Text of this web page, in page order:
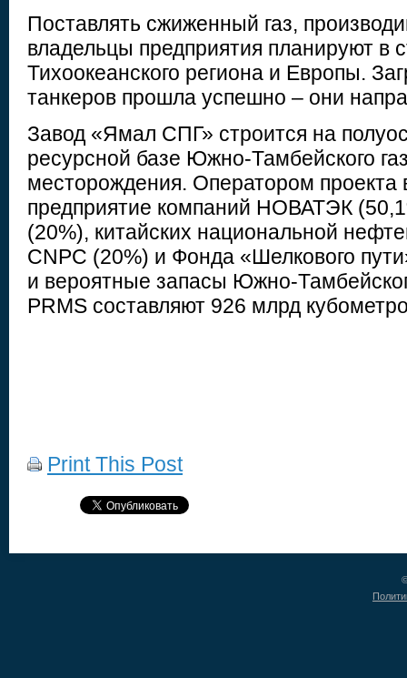
Поставлять сжиженный газ,
владельцы предприятия планируют в
Тихоокеанского региона и Европы.
танкеров прошла успешно – они
Завод «Ямал СПГ» строится на
ресурсной базе Южно-Тамбейского
месторождения. Оператором проекта
предприятие компаний НОВАТЭК
(20%), китайских национальной
CNPC (20%) и Фонда «Шелкового
и вероятные запасы Южно-
PRMS составляют 926 млрд
Print This Post